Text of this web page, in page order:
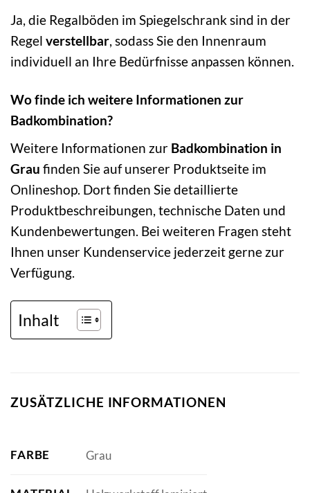
Ja, die Regalböden im Spiegelschrank sind in der
Regel verstellbar, sodass Sie den Innenraum
individuell an Ihre Bedürfnisse anpassen können.
Wo finde ich weitere Informationen zur
Badkombination?
Weitere Informationen zur Badkombination in
Grau finden Sie auf unserer Produktseite im
Onlineshop. Dort finden Sie detaillierte
Produktbeschreibungen, technische Daten und
Kundenbewertungen. Bei weiteren Fragen steht
Ihnen unser Kundenservice jederzeit gerne zur
Verfügung.
Inhalt
ZUSÄTZLICHE INFORMATIONEN
FARBE Grau